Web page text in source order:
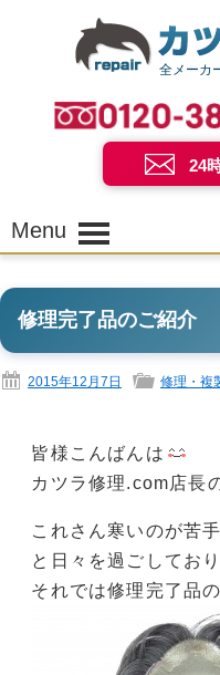
全メーカ
24
Menu
修理完了品のご紹介
2015年12月7日 修理・複
皆様こんばんは
カツラ修理.com店長
これさん寒いのが苦
と日々を過ごしてお
それでは修理完了品